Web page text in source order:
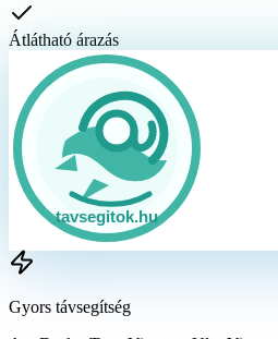
Átlátható árazás
Gyors távsegítség